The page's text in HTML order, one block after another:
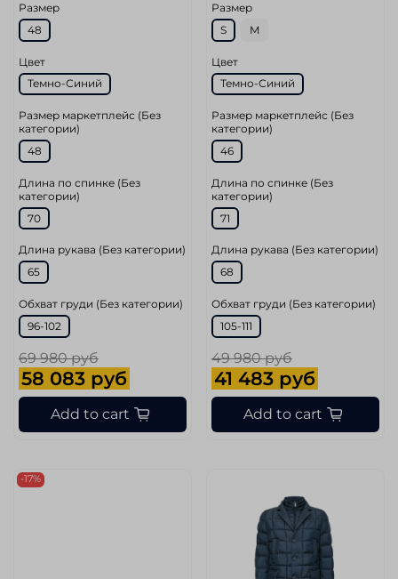
Размер
48
Цвет
Темно-Синий
Размер маркетплейс (Без
категории)
48
Длина по спинке (Без
категории)
70
Длина рукава (Без категории)
65
Обхват груди (Без категории)
96-102
69 980 руб
58 083 руб
Add to cart
Размер
S
M
Цвет
Темно-Синий
Размер маркетплейс (Без
категории)
46
Длина по спинке (Без
категории)
71
Длина рукава (Без категории)
68
Обхват груди (Без категории)
105-111
49 980 руб
41 483 руб
Add to cart
-17%